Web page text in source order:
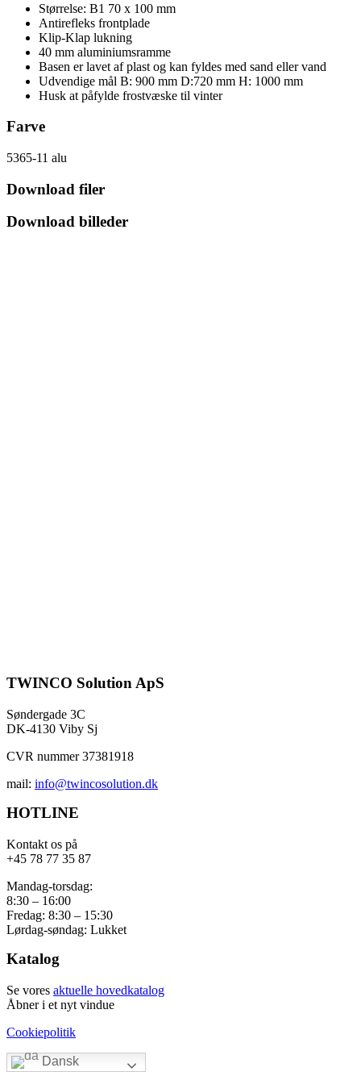
Størrelse: B1 70 x 100 mm
Antirefleks frontplade
Klip-Klap lukning
40 mm aluminiumsramme
Basen er lavet af plast og kan fyldes med sand eller vand
Udvendige mål B: 900 mm D:720 mm H: 1000 mm
Husk at påfylde frostvæske til vinter
Farve
5365-11 alu
Download filer
Download billeder
TWINCO Solution ApS
Søndergade 3C
DK-4130 Viby Sj
CVR nummer 37381918
mail: info@twincosolution.dk
HOTLINE
Kontakt os på
+45 78 77 35 87
Mandag-torsdag:
8:30 – 16:00
Fredag: 8:30 – 15:30
Lørdag-søndag: Lukket
Katalog
Se vores aktuelle hovedkatalog
Åbner i et nyt vindue
Cookiepolitik
Dansk